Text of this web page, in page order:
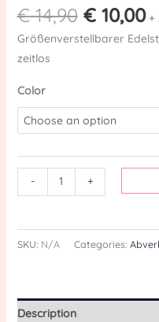
€14,90 €10,00 +
Größenverstellbarer
zeitlos
Color
- +
SKU: N/A Categories:
Description